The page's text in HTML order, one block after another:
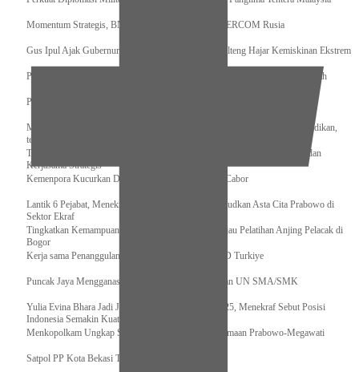
Momentum Strategis, BNPB Terima Kunjungan EMERCOM Rusia
Gus Ipul Ajak Gubernur dan Bupati/Wali Kota se-Kalteng Hajar Kemiskinan Ekstrem
Panglima TNI Sambut Kedatangan Presiden RI Usai Lawatan ke Timur Tengah
Pengurus Pusat Pordasi Pacu Dapat Pesan dari Sri Paduka
Menag RI dan Dua Menteri Yordania Jalin Sinergi Bidang Wakaf dan Pendidikan,
termasuk Beasiswa
Tiba di Tanah Air, Presiden Prabowo Subianto Bawa Komitmen Investasi dan
Kerjasama Strategis
Kemenpora Kucurkan Dana untuk Pelatnas pada 13 Cabor
Lantik 6 Pejabat, Menekraf Tegaskan Komitmen Wujudkan Asta Cita Prabowo di
Sektor Ekraf
Tingkatkan Kemampuan K9 TNI, Panglima TNI Tinjau Pelatihan Anjing Pelacak di
Bogor
Kerja sama Penanggulangan Bencana BNPB – AFAD Turkiye
Puncak Jaya Mengganas, TNI-POLRI Solid Amankan UN SMA/SMK
Yulia Evina Bhara Jadi Juri Festival Film Cannes 2025, Menekraf Sebut Posisi
Indonesia Semakin Kuat
Menkopolkam Ungkap Spirit Persatuan dan Kebersamaan Prabowo-Megawati
Satpol PP Kota Bekasi Tertibkan PPKS